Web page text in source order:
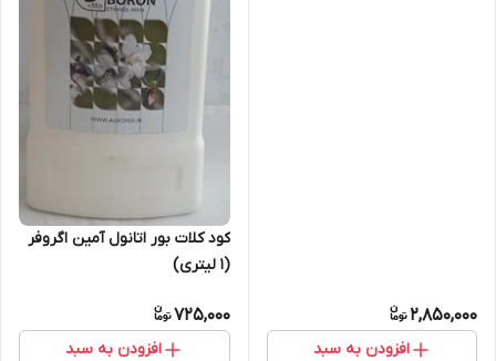
2,850,000
افزودن به سبد
کود کلات بور اتانول آمین اگروفر
(1 لیتری)
725,000
افزودن به سبد